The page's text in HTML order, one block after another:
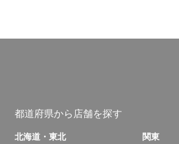
都道府県から店舗を探す
北海道・東北 関東